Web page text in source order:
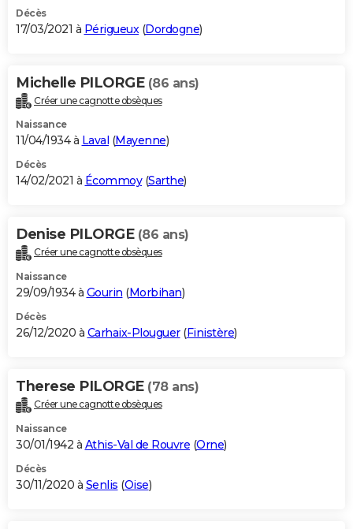
Décès
17/03/2021 à Périgueux (Dordogne)
Michelle PILORGE (86 ans)
Créer une cagnotte obsèques
Naissance
11/04/1934 à Laval (Mayenne)
Décès
14/02/2021 à Écommoy(Sarthe)
Denise PILORGE (86 ans)
Créer une cagnotte obsèques
Naissance
29/09/1934 à Gourin (Morbihan)
Décès
26/12/2020 à Carhaix-Plouguer(Finistère)
Therese PILORGE (78 ans)
Créer une cagnotte obsèques
Naissance
30/01/1942 à Athis-Val de Rouvre (Orne)
Décès
30/11/2020 à Senlis (Oise)